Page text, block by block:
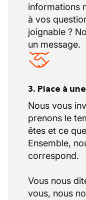
informations
à vos
joignable ?
un message.
3. Place à
Nous vous
prenons le
êtes et ce
Ensemble,
correspond.
Vous nous